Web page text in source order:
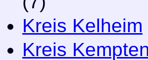
Kreis Kelheim
Kreis